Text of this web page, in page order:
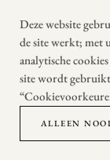
al van om in
dat gelukt is.”
2.Welke plek in
en waarom?
Deze website
de site werkt; met
analytische
site wordt
ALLEEN